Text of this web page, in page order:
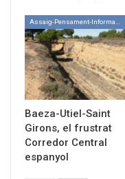
Baeza-Utiel-Saint
Girons, el frustrat
Corredor Central
espanyol